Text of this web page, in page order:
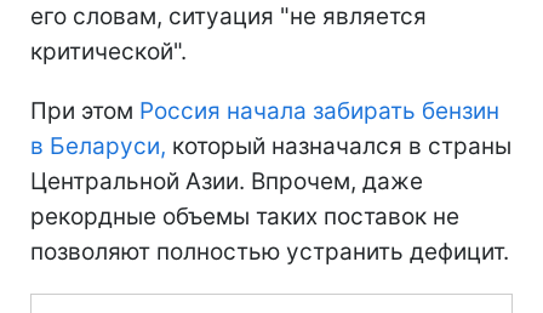
его словам, ситуация "не является
критической".
При этом Россия начала забирать бензин
в Беларуси, который назначался в страны
Центральной Азии. Впрочем, даже
рекордные объемы таких поставок не
позволяют полностью устранить дефицит.